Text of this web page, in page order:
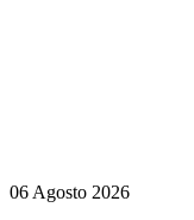
06 Agosto 2026